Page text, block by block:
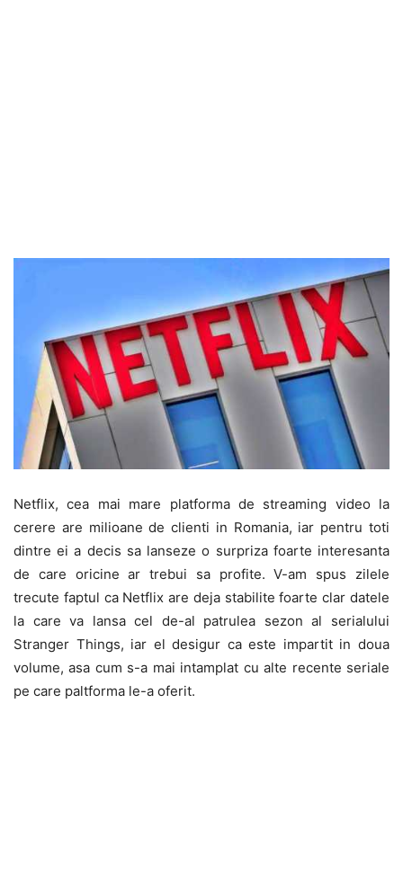
Netflix, cea mai mare platforma de streaming video la
cerere are milioane de clienti in Romania, iar pentru toti
dintre ei a decis sa lanseze o surpriza foarte interesanta
de care oricine ar trebui sa profite. V-am spus zilele
trecute faptul ca Netflix are deja stabilite foarte clar datele
la care va lansa cel de-al patrulea sezon al serialului
Stranger Things, iar el desigur ca este impartit in doua
volume, asa cum s-a mai intamplat cu alte recente seriale
pe care paltforma le-a oferit.